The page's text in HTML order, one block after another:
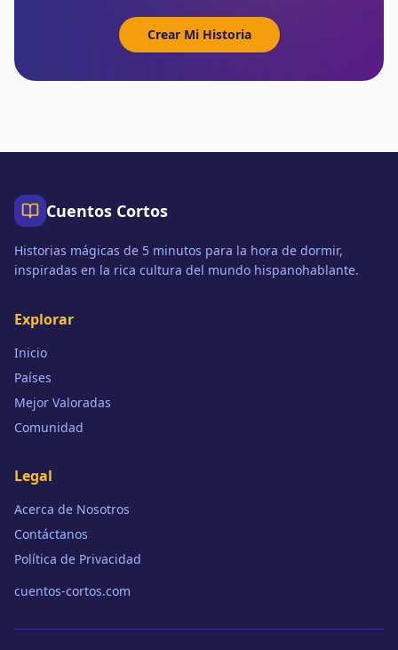
Crear Mi Historia
Cuentos Cortos
Historias mágicas de 5 minutos para la hora de dormir,
inspiradas en la rica cultura del mundo hispanohablante.
Explorar
Inicio
Países
Mejor Valoradas
Comunidad
Legal
Acerca de Nosotros
Contáctanos
Política de Privacidad
cuentos-cortos.com